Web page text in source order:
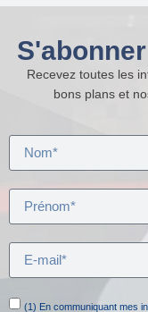
Recevez toutes les
bons plans et
(1) En communiquant mes